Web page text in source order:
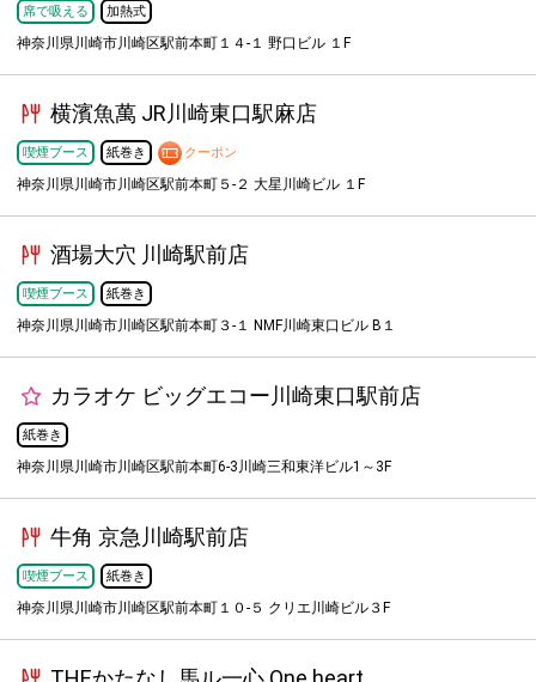
席で吸える 加熱式
神奈川県川崎市川崎区駅前本町１４-１ 野口ビル １F
横濱魚萬 JR川崎東口駅麻店
喫煙ブース 紙巻き クーポン
神奈川県川崎市川崎区駅前本町５-２ 大星川崎ビル １F
酒場大穴 川崎駅前店
喫煙ブース 紙巻き
神奈川県川崎市川崎区駅前本町３-１ NMF川崎東口ビル B１
カラオケ ビッグエコー川崎東口駅前店
紙巻き
神奈川県川崎市川崎区駅前本町6-3川崎三和東洋ビル1～3F
牛角 京急川崎駅前店
喫煙ブース 紙巻き
神奈川県川崎市川崎区駅前本町１０-５ クリエ川崎ビル３F